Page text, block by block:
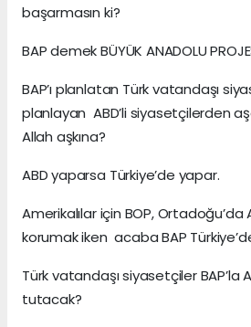
başarmasın ki?
BAP demek BÜYÜK ANADOLU
BAP’ı planlatan Türk vatandaşı
planlayan ABD’li siyasetçilerden
Allah aşkına?
ABD yaparsa Türkiye’de yapar.
Amerikalılar için BOP, Ortadoğu’da
korumak iken acaba BAP
Türk vatandaşı siyasetçiler BAP’la
tutacak?